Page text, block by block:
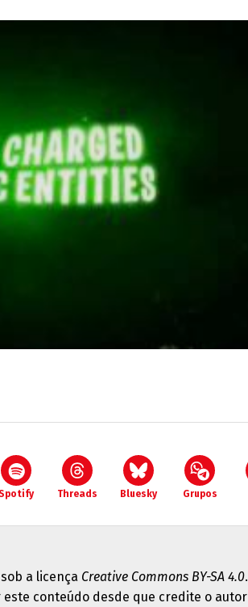
Threads Bluesky Grupos
a licença Creative Commons BY-SA 4.0.
conteúdo desde que credite o autor